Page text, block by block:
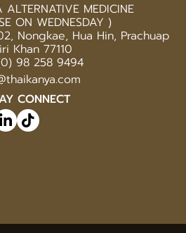
ALTERNATIVE MEDICINE
ON WEDNESDAY )
Nongkae, Hua Hin, Prachuap
Khan 77110
98 258 9494
CONNECT